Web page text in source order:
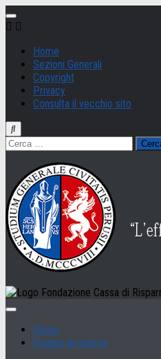
Salta
al
Home
Sezioni Generali
Copyright
Privacy
Consulta il vecchio sito
Ricerca
per:
Home
Gruppo di ricerca